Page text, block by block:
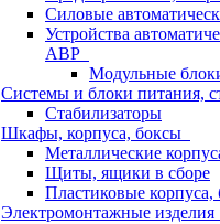
Силовые
Устройства
АВР
Модульные
Системы и блоки питания,
Стабилизаторы
Шкафы, корпуса, боксы
Металлические
Щиты, ящики в сборе
Пластиковые корпуса,
Электромонтажные изделия